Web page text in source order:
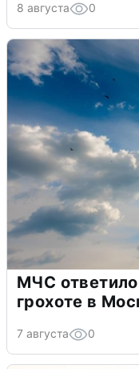
8 августа 0
МЧС
грохоте в
7 августа 0